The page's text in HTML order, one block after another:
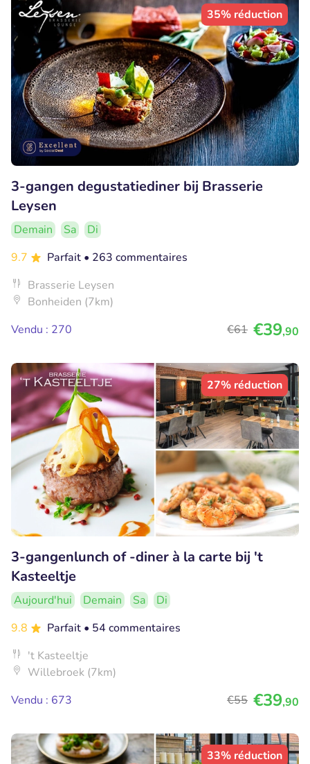
35% réduction
3-gangen degustatiediner bij Brasserie
Leysen
Demain Sa
Di
9.7
Parfait • 263 commentaires
Brasserie Leysen
Bonheiden (7km)
Vendu : 270
€61 €39,90
27% réduction
3-gangenlunch of -diner à la carte bij 't
Kasteeltje
Aujourd'hui Demain Sa
Di
9.8
Parfait • 54 commentaires
't Kasteeltje
Willebroek (7km)
Vendu : 673
€55 €39,90
33% réduction